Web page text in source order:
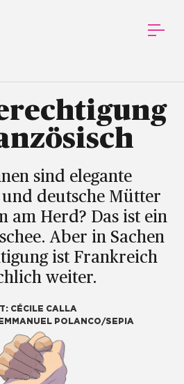
sind elegante
deutsche Mütter
am Herd? Das ist ein
Aber in Sachen
ist Frankreich
weiter.
CÉCILE CALLA
POLANCO/SEPIA